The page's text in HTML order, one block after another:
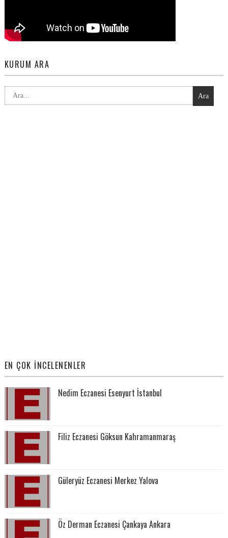
KURUM ARA
Ara
EN ÇOK İNCELENENLER
Nedim Eczanesi Esenyurt İstanbul
Filiz Eczanesi Göksun Kahramanmaraş
Güleryüz Eczanesi Merkez Yalova
Öz Derman Eczanesi Çankaya Ankara